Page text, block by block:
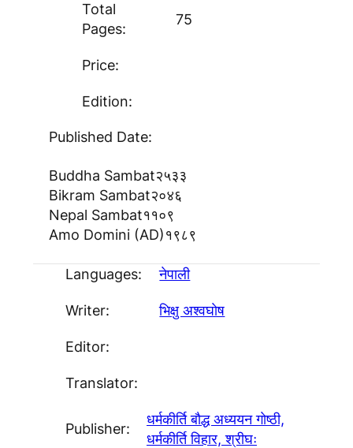
Total
Pages:
75
Price:
Edition:
Published Date:
Buddha Sambat२५३३
Bikram Sambat२०४६
Nepal Sambat११०९
Amo Domini (AD)१९८९
Languages: नेपाली
Writer: भिक्षु अश्वघाेष
Editor:
Translator:
Publisher:
धर्मकीर्ति बाैद्ध अध्ययन गाेष्ठी,
धर्मकीर्ति विहार, श्रीघः